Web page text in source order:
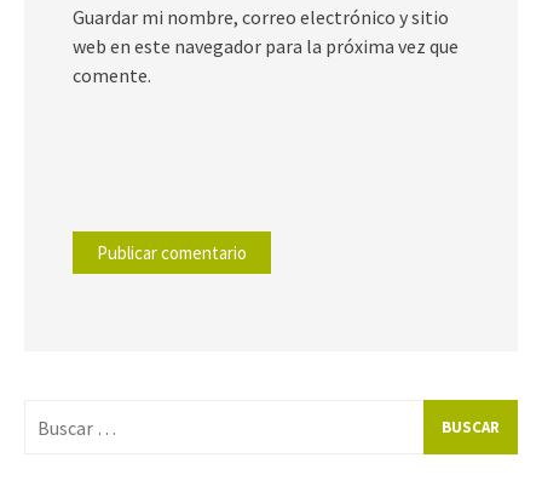
Guardar mi nombre, correo electrónico y sitio
web en este navegador para la próxima vez que
comente.
por: